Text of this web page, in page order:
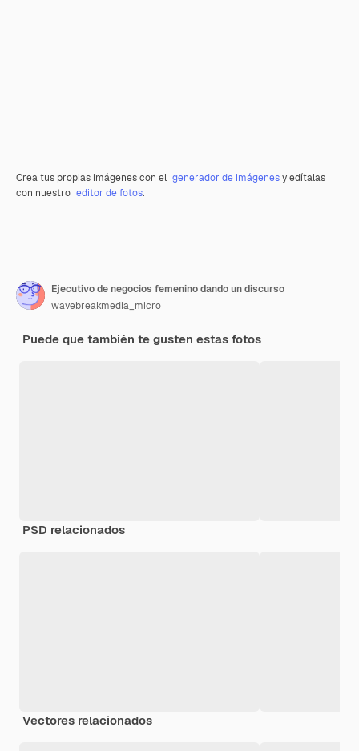
Crea tus propias imágenes con el generador de imágenesy edítalas
con nuestro editor de fotos.
Ejecutivo de negocios femenino dando un discurso
wavebreakmedia_micro
Puede que también te gusten estas fotos
PSD relacionados
Vectores relacionados